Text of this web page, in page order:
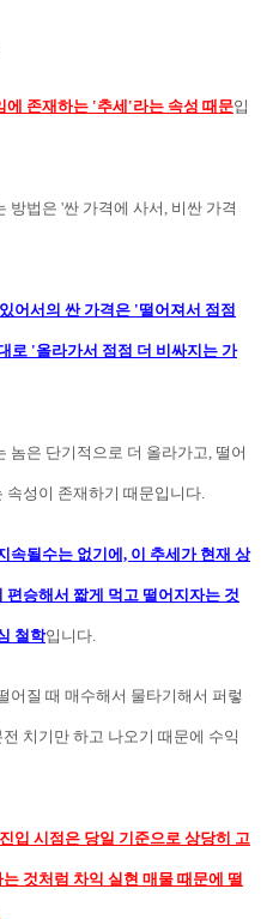
에 존재하는 '추세'라는 속성 때문입
방법은 '싼 가격에 사서, 비싼 가격
어서의 싼 가격은 '떨어져서 점점
로 '올라가서 점점 더 비싸지는 가
놈은 단기적으로 더 올라가고, 떨어
성이 존재하기 때문입니다.
속될수는 없기에, 이 추세가 현재 상
승해서 짧게 먹고 떨어지자는 것
철학입니다.
어질 때 매수해서 물타기해서 퍼렇
치기만 하고 나오기 때문에 수익
입 시점은 당일 기준으로 상당히 고
것처럼 차익 실현 매물 때문에 떨